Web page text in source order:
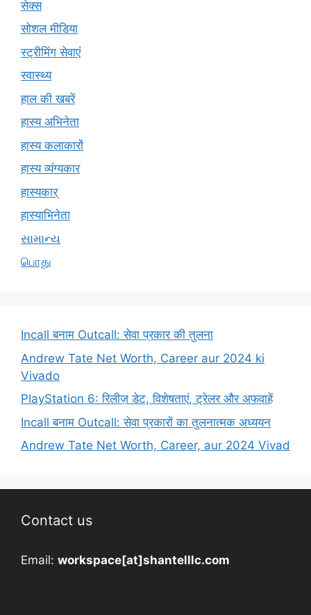
सेक्स
सोशल मीडिया
स्ट्रीमिंग सेवाएं
स्वास्थ्य
हाल की खबरें
हास्य अभिनेता
हास्य कलाकारों
हास्य व्यंग्यकार
हास्यकार्
हास्याभिनेता
સામાન્ય
பொது
Incall बनाम Outcall: सेवा प्रकार की तुलना
Andrew Tate Net Worth, Career aur 2024 ki
Vivado
PlayStation 6: रिलीज़ डेट, विशेषताएं, ट्रेलर और अफवाहें
Incall बनाम Outcall: सेवा प्रकारों का तुलनात्मक अध्ययन
Andrew Tate Net Worth, Career, aur 2024 Vivad
Contact us
Email: workspace[at]shantelllc.com